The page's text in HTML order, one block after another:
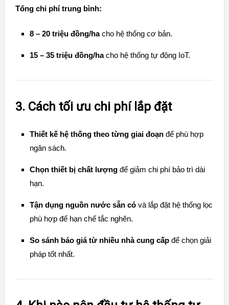
Tổng chi phí trung bình:
8 – 20 triệu đồng/hacho hệ thống cơ bản.
15 – 35 triệu đồng/hacho hệ thống tự động IoT.
3. Cách tối ưu chi phí lắp đặt
Thiết kế hệ thống theo từng giai đoạn để phù hợp
ngân sách.
Chọn thiết bị chất lượng để giảm chi phí bảo trì dài
hạn.
Tận dụng nguồn nước sẵn có và lắp đặt hệ thống lọc
phù hợp để hạn chế tắc nghẽn.
So sánh báo giá từ nhiều nhà cung cấp để chọn giải
pháp tốt nhất.